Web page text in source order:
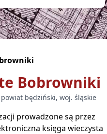
Bobrowniki
powiat będziński, woj. śląskie
prowadzone są przez
księga wieczysta